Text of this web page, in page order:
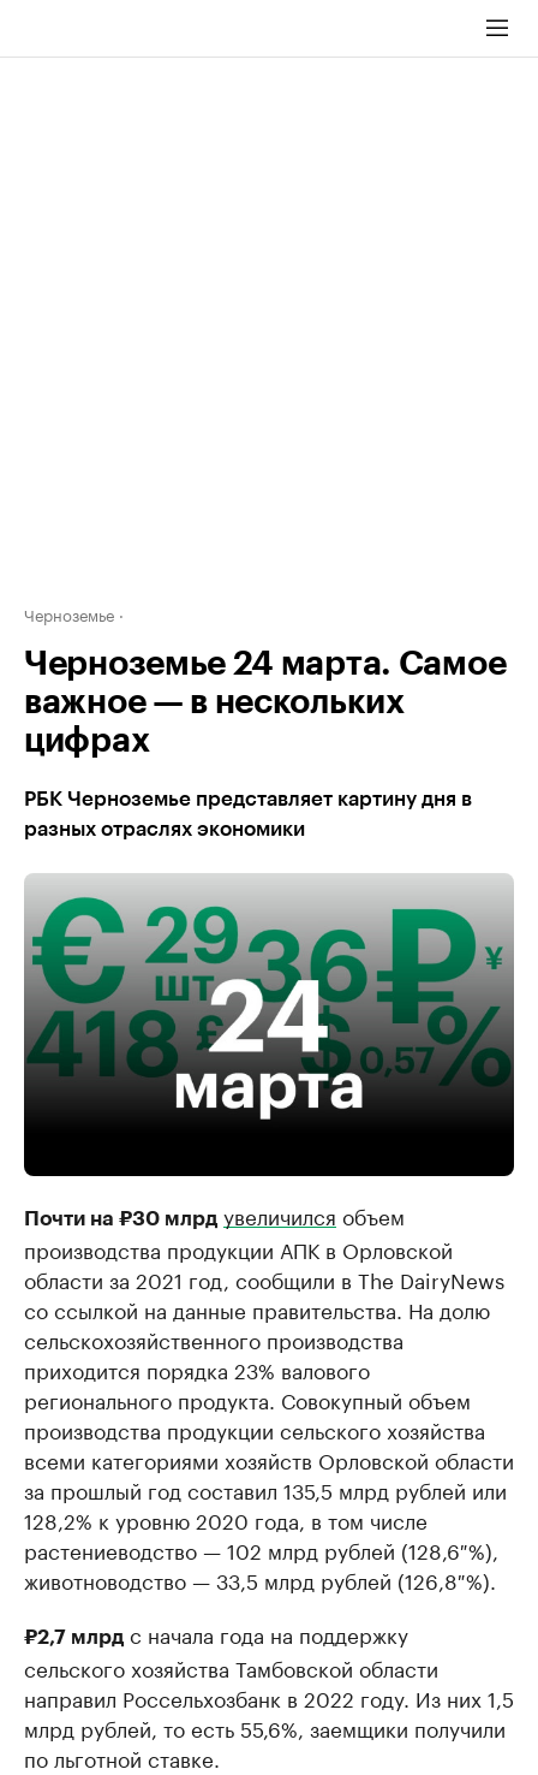
Черноземье
Черноземье 24 марта. Самое
важное — в нескольких
цифрах
РБК Черноземье представляет картину дня в
разных отраслях экономики
Почти на ₽30 млрд увеличился объем
производства продукции АПК в Орловской
области за 2021 год, сообщили в The DairyNews
со ссылкой на данные правительства. На долю
сельскохозяйственного производства
приходится порядка 23% валового
регионального продукта. Совокупный объем
производства продукции сельского хозяйства
всеми категориями хозяйств Орловской области
за прошлый год составил 135,5 млрд рублей или
128,2% к уровню 2020 года, в том числе
растениеводство — 102 млрд рублей (128,6 %),
животноводство — 33,5 млрд рублей (126,8 %).
₽2,7 млрд с начала года на поддержку
сельского хозяйства Тамбовской области
направил Россельхозбанк в 2022 году. Из них 1,5
млрд рублей, то есть 55,6%, заемщики получили
по льготной ставке.